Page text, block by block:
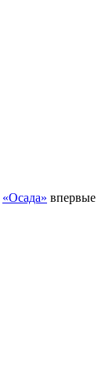
«Осада» впервые